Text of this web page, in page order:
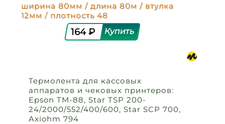
ширина 80мм / длина 80м / втулка
12мм / плотность 48
164 ₽
Термолента для кассовых
аппаратов и чековых принтеров:
Epson TM-88, Star TSP 200-
24/2000/552/400/600, Star SCP 700,
Axiohm 794